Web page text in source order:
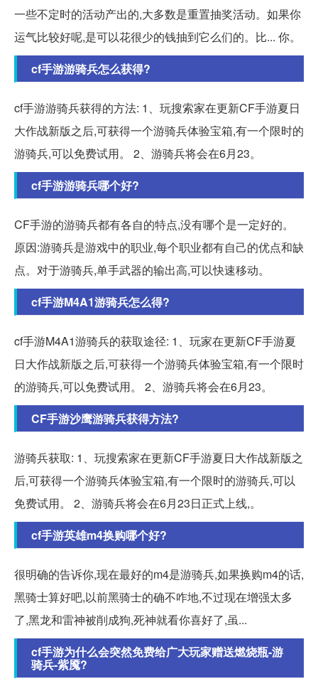
一些不定时的活动产出的,大多数是重置抽奖活动。如果你
运气比较好呢,是可以花很少的钱抽到它么们的。比... 你。
cf手游游骑兵怎么获得?
cf手游游骑兵获得的方法: 1、玩搜索家在更新CF手游夏日
大作战新版之后,可获得一个游骑兵体验宝箱,有一个限时的
游骑兵,可以免费试用。 2、游骑兵将会在6月23。
cf手游游骑兵哪个好?
CF手游的游骑兵都有各自的特点,没有哪个是一定好的。
原因:游骑兵是游戏中的职业,每个职业都有自己的优点和缺
点。对于游骑兵,单手武器的输出高,可以快速移动。
cf手游M4A1游骑兵怎么得?
cf手游M4A1游骑兵的获取途径: 1、玩家在更新CF手游夏
日大作战新版之后,可获得一个游骑兵体验宝箱,有一个限时
的游骑兵,可以免费试用。 2、游骑兵将会在6月23。
CF手游沙鹰游骑兵获得方法?
游骑兵获取: 1、玩搜索家在更新CF手游夏日大作战新版之
后,可获得一个游骑兵体验宝箱,有一个限时的游骑兵,可以
免费试用。 2、游骑兵将会在6月23日正式上线,。
cf手游英雄m4换购哪个好?
很明确的告诉你,现在最好的m4是游骑兵,如果换购m4的话,
黑骑士算好吧,以前黑骑士的确不咋地,不过现在增强太多
了,黑龙和雷神被削成狗,死神就看你喜好了,虽...
cf手游为什么会突然免费给广大玩家赠送燃烧瓶-游
骑兵-紫魇?